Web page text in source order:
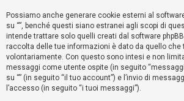
s
p
o
s
t
a
Possiamo anche generare cookie esterni al
su “”, benché questi siano estranei agli scopi di
intende trattare solo quelli creati dal software
raccolta delle tue informazioni è dato da quello che
volontariamente. Con questo sono intesi e non
messaggi come utente ospite (in seguito
su “” (in seguito “il tuo account”) e l’invio di
l’accesso (in seguito “i tuoi messaggi”).